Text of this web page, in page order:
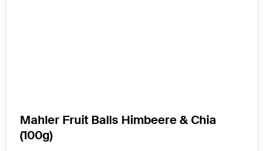
1 Stück
Mahler Fruit Balls Himbeere & Chia
(100g)